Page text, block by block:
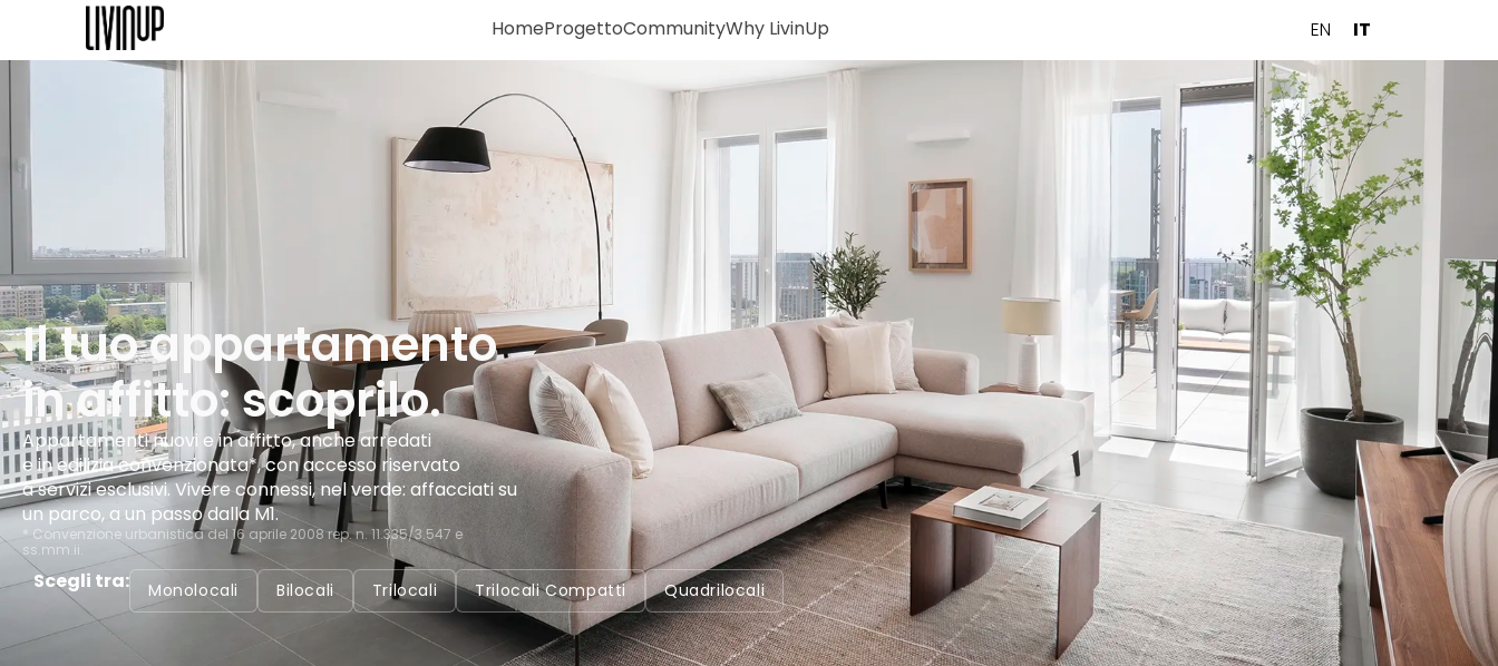
HomeProgettoCommunityWhy LivinUp EN IT
Il tuo appartamento
in affitto: scoprilo.
Appartamenti nuovi e in affitto, anche arredati
e in edilizia convenzionata*, con accesso riservato
a servizi esclusivi. Vivere connessi, nel verde: affacciati su
un parco, a un passo dalla M1.
* Convenzione urbanistica del 16 aprile 2008 rep. n. 11.335/3.547 e
ss.mm.ii.
Scegli tra: Monolocali Bilocali Trilocali Trilocali Compatti Quadrilocali